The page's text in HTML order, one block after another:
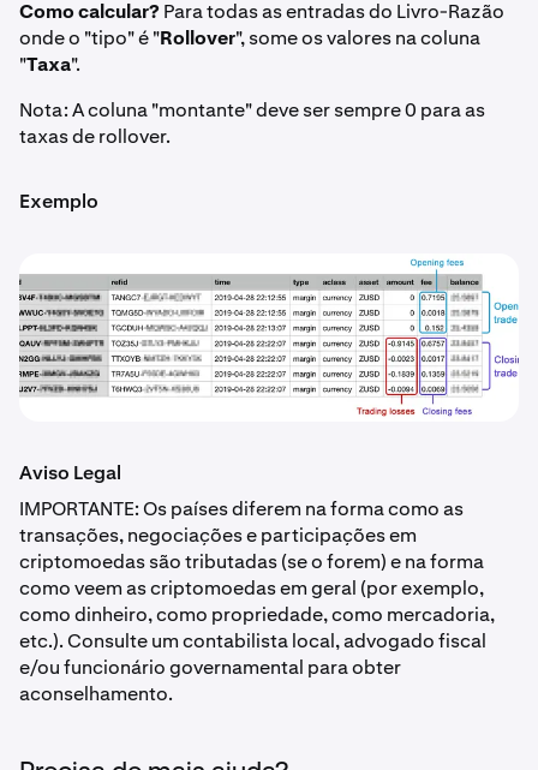
Como calcular? Para todas as entradas do Livro-Razão
onde o "tipo" é "Rollover", some os valores na coluna
"Taxa".
Nota: A coluna "montante" deve ser sempre 0 para as
taxas de rollover.
Exemplo
Aviso Legal
IMPORTANTE: Os países diferem na forma como as
transações, negociações e participações em
criptomoedas são tributadas (se o forem) e na forma
como veem as criptomoedas em geral (por exemplo,
como dinheiro, como propriedade, como mercadoria,
etc.). Consulte um contabilista local, advogado fiscal
e/ou funcionário governamental para obter
aconselhamento.